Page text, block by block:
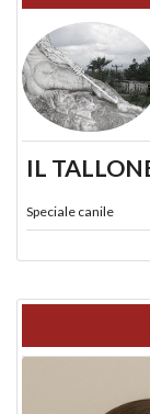
IL
Speciale canile